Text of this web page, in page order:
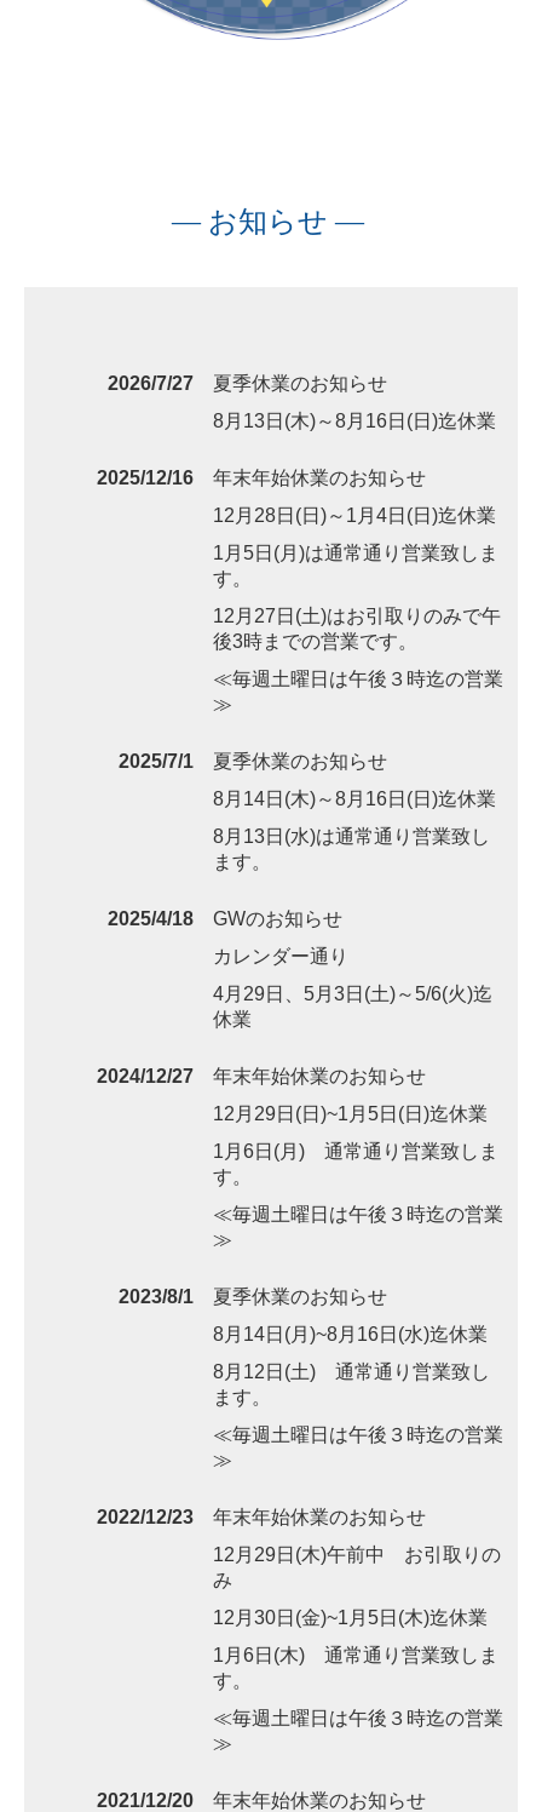
― お知らせ ―
2026/7/27
夏季休業のお知らせ
8月13日(木)～8月16日(日)迄休業
2025/12/16
年末年始休業のお知らせ
12月28日(日)～1月4日(日)迄休業
1月5日(月)は通常通り営業致しま
す。
12月27日(土)はお引取りのみで午
後3時までの営業です。
≪毎週土曜日は午後３時迄の営業
≫
2025/7/1
夏季休業のお知らせ
8月14日(木)～8月16日(日)迄休業
8月13日(水)は通常通り営業致し
ます。
2025/4/18
GWのお知らせ
カレンダー通り
4月29日、5月3日(土)～5/6(火)迄
休業
2024/12/27
年末年始休業のお知らせ
12月29日(日)~1月5日(日)迄休業
1月6日(月) 通常通り営業致しま
す。
≪毎週土曜日は午後３時迄の営業
≫
2023/8/1
夏季休業のお知らせ
8月14日(月)~8月16日(水)迄休業
8月12日(土) 通常通り営業致し
ます。
≪毎週土曜日は午後３時迄の営業
≫
2022/12/23
年末年始休業のお知らせ
12月29日(木)午前中 お引取りの
み
12月30日(金)~1月5日(木)迄休業
1月6日(木) 通常通り営業致しま
す。
≪毎週土曜日は午後３時迄の営業
≫
2021/12/20
年末年始休業のお知らせ